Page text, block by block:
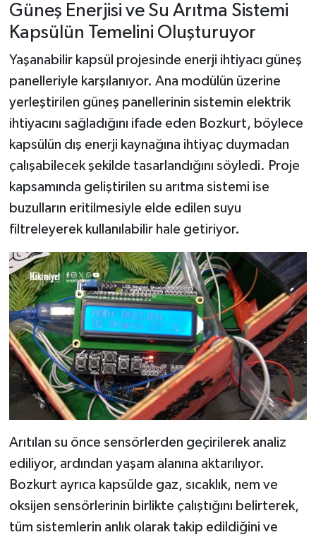
Güneş Enerjisi ve Su Arıtma Sistemi
Kapsülün Temelini Oluşturuyor
Yaşanabilir kapsül projesinde enerji ihtiyacı güneş
panelleriyle karşılanıyor. Ana modülün üzerine
yerleştirilen güneş panellerinin sistemin elektrik
ihtiyacını sağladığını ifade eden Bozkurt, böylece
kapsülün dış enerji kaynağına ihtiyaç duymadan
çalışabilecek şekilde tasarlandığını söyledi. Proje
kapsamında geliştirilen su arıtma sistemi ise
buzulların eritilmesiyle elde edilen suyu
filtreleyerek kullanılabilir hale getiriyor.
Arıtılan su önce sensörlerden geçirilerek analiz
ediliyor, ardından yaşam alanına aktarılıyor.
Bozkurt ayrıca kapsülde gaz, sıcaklık, nem ve
oksijen sensörlerinin birlikte çalıştığını belirterek,
tüm sistemlerin anlık olarak takip edildiğini ve